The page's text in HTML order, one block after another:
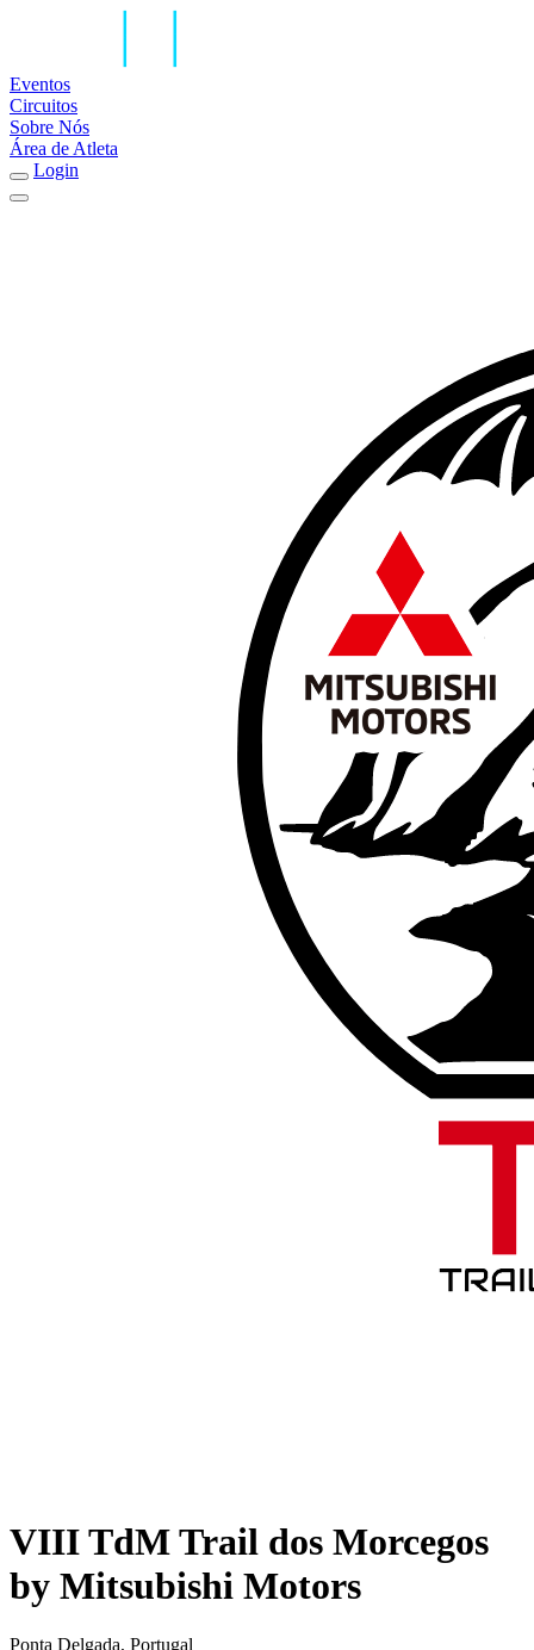
Eventos
Circuitos
Sobre Nós
Área de Atleta
Login
VIII TdM Trail dos Morcegos
by Mitsubishi Motors
Ponta Delgada, Portugal